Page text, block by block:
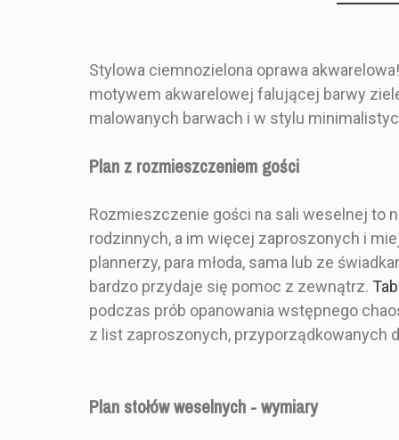
Stylowa ciemnozielona oprawa
motywem akwarelowej falującej barwy
malowanych barwach i w stylu
Plan z rozmieszczeniem gości
Rozmieszczenie gości na sali weselnej to
rodzinnych, a im więcej zaproszonych i
plannerzy, para młoda, sama lub ze
bardzo przydaje się pomoc z zewnątrz.
podczas prób opanowania wstępnego
z list zaproszonych, przyporządkowanych
Plan stołów weselnych - wymiary
Marka Producent Ślubny
Styl
Kolor
Plan